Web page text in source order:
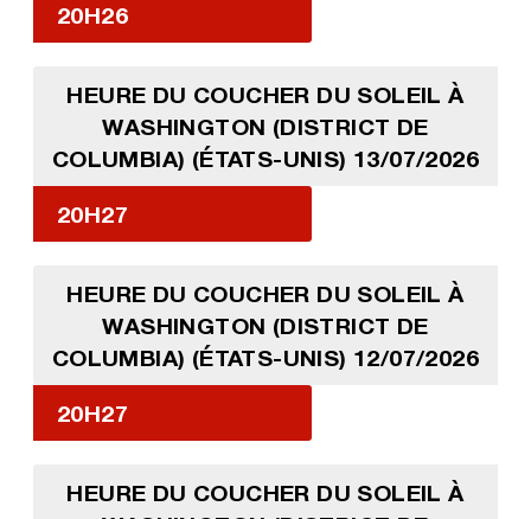
20H26
HEURE DU COUCHER DU SOLEIL À
WASHINGTON (DISTRICT DE
COLUMBIA) (ÉTATS-UNIS) 13/07/2026
20H27
HEURE DU COUCHER DU SOLEIL À
WASHINGTON (DISTRICT DE
COLUMBIA) (ÉTATS-UNIS) 12/07/2026
20H27
HEURE DU COUCHER DU SOLEIL À